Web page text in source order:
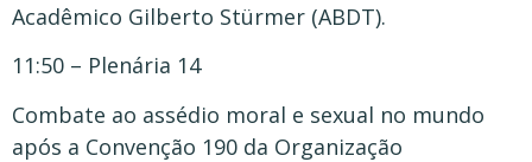
Acadêmico Gilberto Stürmer (ABDT).
11:50 – Plenária 14
Combate ao assédio moral e sexual no mundo
após a Convenção 190 da Organização